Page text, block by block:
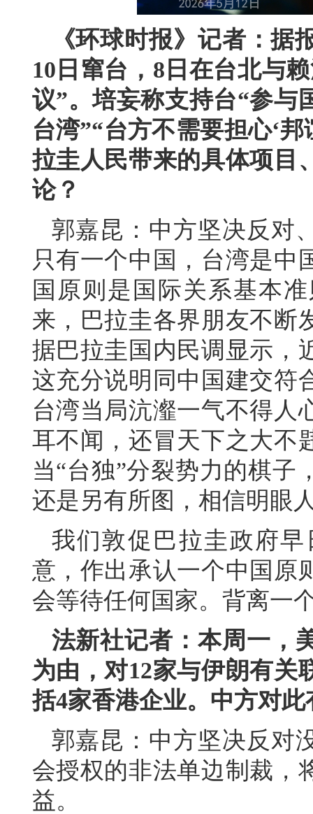
《环球时报》记者：据
10日窜台，8日在台北与
议”。培妄称支持台“参与
台湾”“台方不需要担心‘
拉圭人民带来的具体项目
论？
郭嘉昆：中方坚决反对
只有一个中国，台湾是中
国原则是国际关系基本
来，巴拉圭各界朋友不断
据巴拉圭国内民调显示，
这充分说明同中国建交符
台湾当局沆瀣一气不得人
耳不闻，还冒天下之大不
当“台独”分裂势力的棋子
还是另有所图，相信明眼
我们敦促巴拉圭政府
意，作出承认一个中国原
会等待任何国家。背离一
法新社记者：本周一，
为由，对12家与伊朗有关
括4家香港企业。中方对此
郭嘉昆：中方坚决反对
会授权的非法单边制裁，
益。